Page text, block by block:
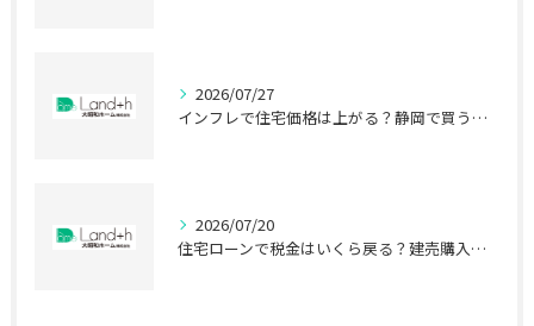
2026/07/27
インフレで住宅価格は上がる？静岡で買う前に知る盲点
2026/07/20
住宅ローンで税金はいくら戻る？建売購入前の盲点